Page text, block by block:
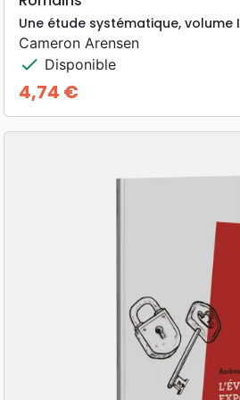
Une étude systématique, volume I
Cameron Arensen
check Disponible
Prix
4,74 €